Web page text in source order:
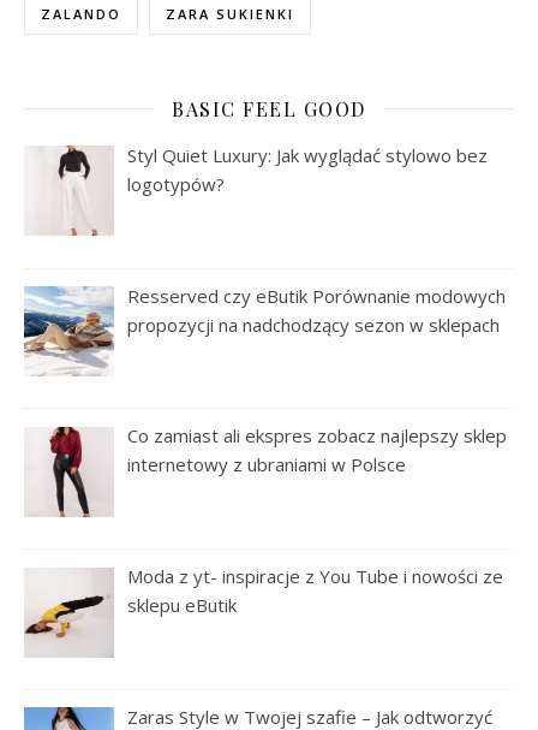
ZALANDO ZARA SUKIENKI
BASIC FEEL GOOD
Styl Quiet Luxury: Jak wyglądać stylowo bez
logotypów?
Resserved czy eButik Porównanie modowych
propozycji na nadchodzący sezon w sklepach
Co zamiast ali ekspres zobacz najlepszy sklep
internetowy z ubraniami w Polsce
Moda z yt- inspiracje z You Tube i nowości ze
sklepu eButik
Zaras Style w Twojej szafie – Jak odtworzyć